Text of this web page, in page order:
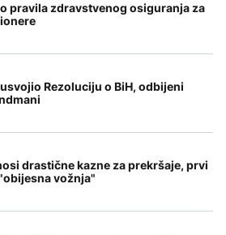
pravila zdravstvenog osiguranja za
Rezoluciju o BiH, odbijeni
drastične kazne za prekršaje, prvi
vožnja"